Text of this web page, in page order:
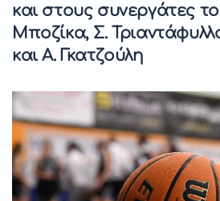
και στους συνεργάτες
Μποζίκα, Σ.
και A. Γκατζούλη